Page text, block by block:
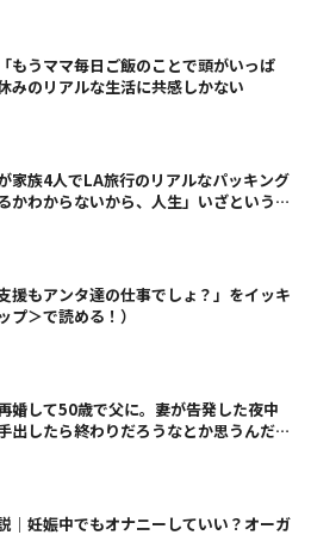
もうママ毎日ご飯のことで頭がいっぱ
みのリアルな生活に共感しかない
家族4人でLA旅行のリアルなパッキング
かわからないから、人生」いざというと
援もアンタ達の仕事でしょ？」をイッキ
プ＞で読める！）
婚して50歳で父に。妻が告発した夜中
出したら終わりだろうなとか思うんだけ
｜妊娠中でもオナニーしていい？オーガ